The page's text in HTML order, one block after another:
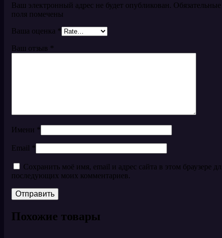
Ваш электронный адрес не будет опубликован. Обязательные
поля помечены
Ваша оценка *
Ваш отзыв *
Имени *
Email *
Сохранить моё имя, email и адрес сайта в этом браузере
последующих моих комментариев.
Похожие товары